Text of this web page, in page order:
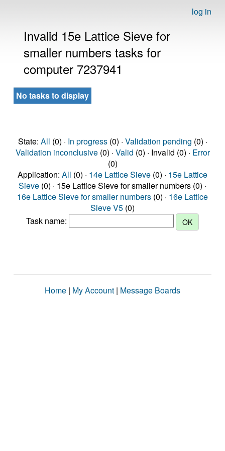
log in
Invalid 15e Lattice Sieve for
smaller numbers tasks for
computer 7237941
No tasks to display
State: All (0) · In progress(0) · Validation pending (0) ·
Validation inconclusive(0) · Valid (0) · Invalid (0) · Error
(0)
Application: All (0) · 14e Lattice Sieve (0) · 15e Lattice
Sieve (0) · 15e Lattice Sieve for smaller numbers (0) ·
16e Lattice Sieve for smaller numbers (0) · 16e Lattice
Sieve V5 (0)
Task name:
Home | My Account | Message Boards